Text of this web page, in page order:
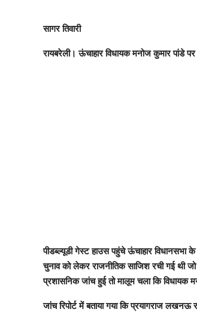
सागर तिवारी
रायबरेली। ऊंचाहार विधायक मनोज कुमार पांडे
पीडब्ल्यूडी गेस्ट हाउस पहुंचे ऊंचाहार विधानसभा
चुनाव को लेकर राजनीतिक साजिश रची गई थी
प्रशासनिक जांच हुई तो मालूम चला कि विधायक
जांच रिपोर्ट में बताया गया कि प्रयागराज